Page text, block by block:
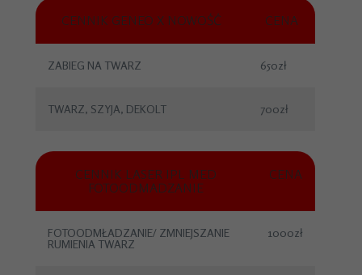
CENNIK GENEO X NOWOŚĆ CENA
ZABIEG NA TWARZ 650zł
TWARZ, SZYJA, DEKOLT 700zł
CENNIK LASER IPL MED
FOTOODMADZANIE
CENA
FOTOODMŁADZANIE/ ZMNIEJSZANIE
RUMIENIA TWARZ
1000zł